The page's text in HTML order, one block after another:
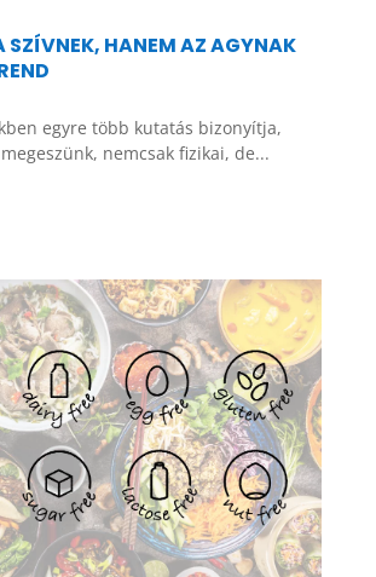
SZÍVNEK, HANEM AZ AGYNAK
egyre több kutatás bizonyítja,
nemcsak fizikai, de...